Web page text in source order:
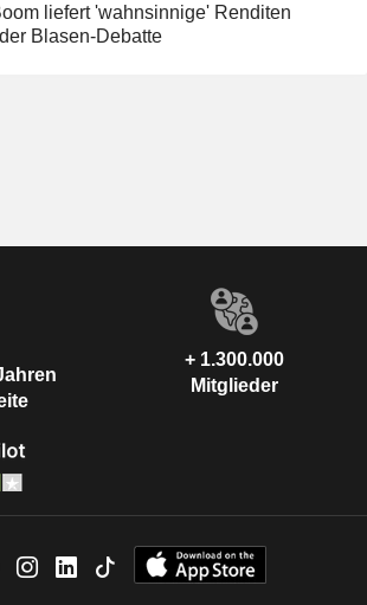
liefert 'wahnsinnige' Renditen
Blasen-Debatte
+ 1.300.000
Mitglieder